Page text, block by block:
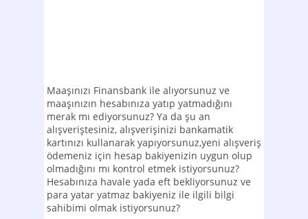
Maaşınızı Finansbank ile alıyorsunuz ve
maaşınızın hesabınıza yatıp yatmadığını
merak mı ediyorsunuz? Ya da şu an
alışveriştesiniz, alışverişinizi bankamatik
kartınızı kullanarak yapıyorsunuz,yeni alışveriş
ödemeniz için hesap bakiyenizin uygun olup
olmadığını mı kontrol etmek istiyorsunuz?
Hesabınıza havale yada eft bekliyorsunuz ve
para yatar yatmaz bakiyeniz ile ilgili bilgi
sahibimi olmak istiyorsunuz?